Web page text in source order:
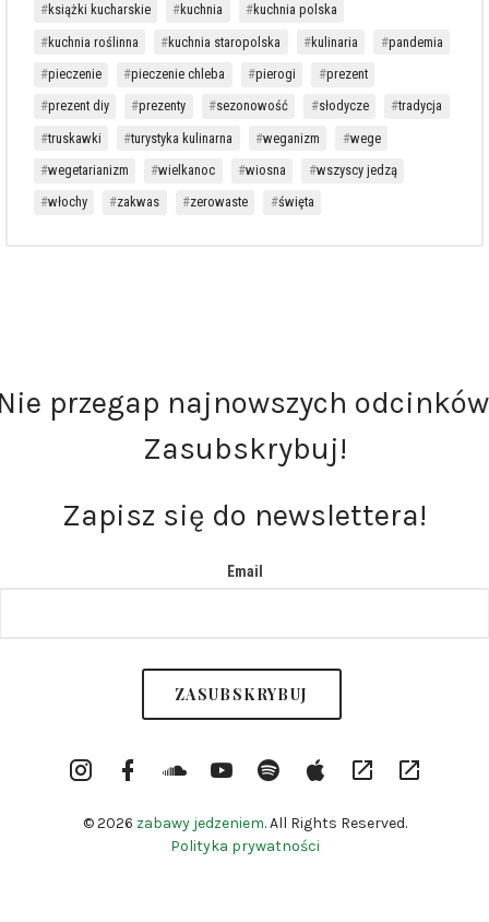
książki kucharskie
kuchnia
kuchnia polska
kuchnia roślinna
kuchnia staropolska kulinaria
pandemia
pieczenie
pieczenie chleba pierogi
prezent
prezent diy
prezenty sezonowość słodycze
tradycja
truskawki
turystyka kulinarna weganizm
wege
wegetarianizm
wielkanoc wiosna
wszyscy jedzą
włochy
zakwas zerowaste święta
przegap najnowszych
Zasubskrybuj!
Zapisz się do newslettera!
Email
Instargram
Profile
Soundcloud
YouTube
Channel
Spotify itunes RSS
© 2026 zabawy jedzeniem. All Rights Reserved.
Polityka prywatności